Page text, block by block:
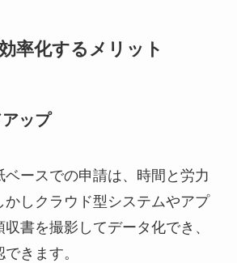
率化するメリット
ップ
ースでの申請は、時間と労力
かしクラウド型システムやアプ
書を撮影してデータ化でき、
きます。